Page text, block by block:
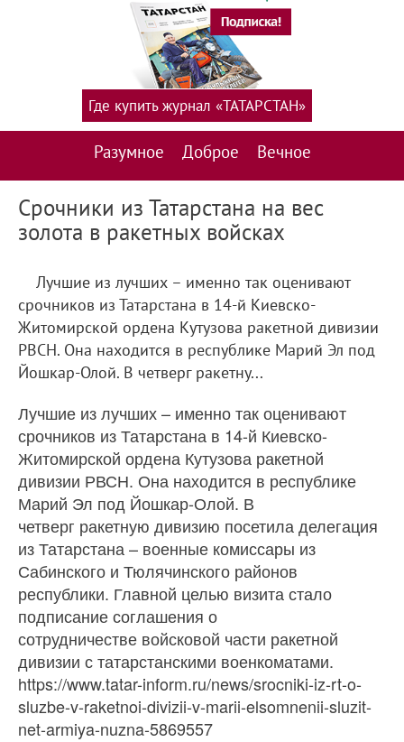
Разумное Доброе Вечное
Где купить журнал «ТАТАРСТАН»
Срочники из Татарстана на вес
золота в ракетных войсках
Лучшие из лучших – именно так оценивают
срочников из Татарстана в 14-й Киевско-
Житомирской ордена Кутузова ракетной дивизии
РВСН. Она находится в республике Марий Эл под
Йошкар-Олой. В четверг ракетну...
Лучшие из лучших – именно так оценивают
срочников из Татарстана в 14-й Киевско-
Житомирской ордена Кутузова ракетной
дивизии РВСН. Она находится в республике
Марий Эл под Йошкар-Олой. В
четверг ракетную дивизию посетила делегация
из Татарстана – военные комиссары из
Сабинского и Тюлячинского районов
республики. Главной целью визита стало
подписание соглашения о
сотрудничестве войсковой части ракетной
дивизии с татарстанскими военкоматами.
https://www.tatar-inform.ru/news/srocniki-iz-rt-o-
sluzbe-v-raketnoi-divizii-v-marii-elsomnenii-sluzit-
net-armiya-nuzna-5869557